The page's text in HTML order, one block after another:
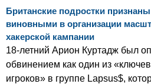
Британские подростки признаны
виновными в организации
хакерской кампании
18-летний Арион Куртадж был
обвинением как один из
игроков» в группе Lapsus$,